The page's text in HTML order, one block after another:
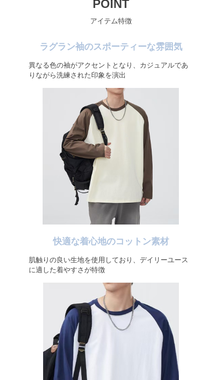
POINT
アイテム特徴
ラグラン袖のスポーティーな雰囲気
異なる色の袖がアクセントとなり、カジュアルであ
りながら洗練された印象を演出
快適な着心地のコットン素材
肌触りの良い生地を使用しており、デイリーユース
に適した着やすさが特徴